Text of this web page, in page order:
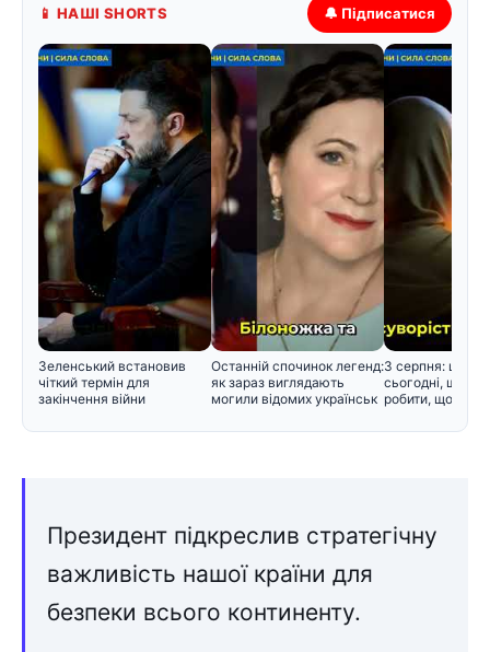
📱 НАШІ SHORTS 🔔 Підписатися
Зеленський встановив
чіткий термін для
закінчення війни
Останній спочинок легенд:
як зараз виглядають
могили відомих українськ
3 серпня:
сьогодні, що
робити, щоб не
Президент підкреслив стратегічну
важливість нашої країни для
безпеки всього континенту.